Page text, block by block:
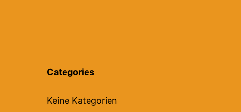
Categories
Keine Kategorien